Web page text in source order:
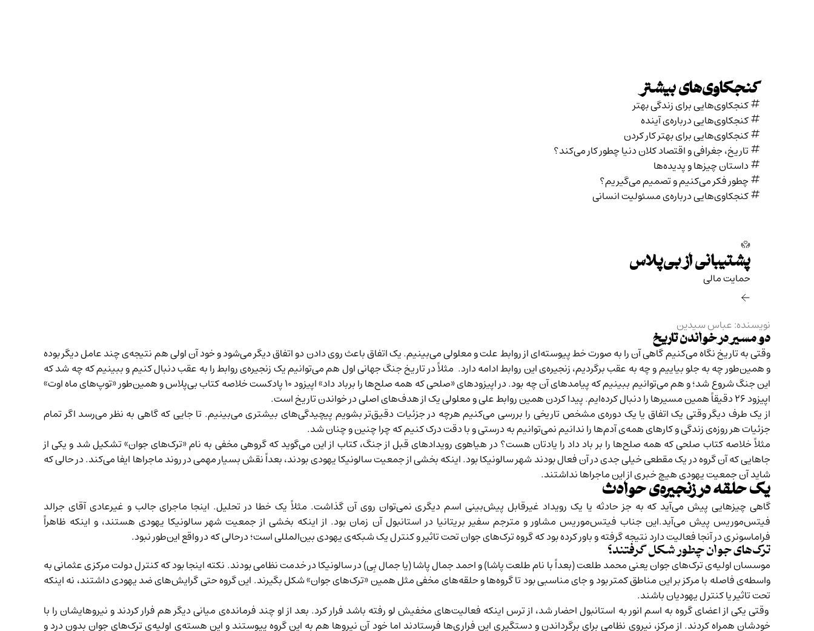
کنجکاوی‌های بیشتر
کنجکاوی‌هایی برای زندگی بهتر
کنجکاوی‌هایی درباره‌ی آينده
کنجکاوی‌هایی برای بهتر کار کردن
تاریخ،‌ جغرافی و اقتصاد کلان دنیا چطور کار می‌کند؟
داستان چیزها و پدیده‌ها
چطور فکر می‌کنیم و تصمیم می‌گیریم؟
کنجکاوی‌هایی درباره‌ی مسئولیت انسانی
پشتیبانی از بی‌پلاس
حمایت مالی‌
نویسنده: عباس سیدین
دو مسیر در خواندن تاریخ
وقتی به تاریخ نگاه می‌کنیم گاهی آن را به صورت خط پیوسته‌ای از روابط علت و معلولی می‌بینیم. یک اتفاق باعث روی دادن دو اتفاق دیگر می‌شود و خود آن اولی هم نتیجه‌ی چند عامل دیگر بوده
و همین‌طور چه به جلو بیاییم و چه به عقب برگردیم، زنجیره‌ی این روابط ادامه دارد. مثلاً در تاریخ جنگ جهانی اول هم می‌توانیم یک زنجیره‌ی روابط را به عقب دنبال کنیم و ببینیم که چه شد که
این جنگ شروع شد؛ و هم می‌توانیم ببینیم که پیامدهای آن چه بود. در اپیزودهای «صلحی که همه صلح‌ها را برباد داد»اپیزود ۱۰
پادکست خلاصه کتاب بی‌پلاس و همین‌طور «توپ‌های ماه اوت»
اپیزود ۲۶
دقیقاً همین مسیرها را دنبال کرده‌ایم. پیدا کردن همین روابط علی و معلولی یک از هدف‌های اصلی در خواندن تاریخ است.
از یک طرف دیگر وقتی یک اتفاق یا یک دوره‌ی مشخص تاریخی را بررسی می‌کنیم هرچه در جزئیات دقیق‌تر بشویم پیچیدگی‌های بیشتری می‌بینیم. تا جایی که گاهی به نظر می‌رسد اگر تمام
جزئیات هر روزه‌ی زندگی و کارهای همه‌ی آدم‌ها را ندانیم نمی‌توانیم به درستی و با دقت درک کنیم که چرا چنین و چنان شد.
مثلاً خلاصه کتاب صلحی که همه صلح‌ها را بر باد داد را یادتان هست؟ در هیاهوی رویدادهای قبل از جنگ، کتاب از این می‌گوید که گروهی مخفی به نام «ترک‌های جوان» تشکیل شد و یکی از
جاهایی که آن گروه در یک مقطعی خیلی جدی در آن فعال بودند شهر سالونیکا بود. اینکه بخشی از جمعیت سالونیکا یهودی بودند، بعداً نقش بسیار مهمی در روند ماجراها ایفا می‌کند. در حالی که
شاید آن جمعیت یهودی هیچ خبری از این ماجراها نداشتند.
یک حلقه در زنجیره‌ی حوادث
گاهی چیزهایی پیش می‌آید که به جز حادثه یا یک رویداد غیرقابل پیش‌بینی اسم دیگری نمی‌توان روی آن گذاشت. مثلاً یک خطا در تحلیل. اینجا ماجرای جالب و غیرعادی آقای جرالد
فیتس‌موریس پیش می‌آید.این جناب فیتس‌موریس مشاور و مترجم سفیر بریتانیا در استانبول آن زمان بود. از اینکه بخشی از جمعیت شهر سالونیکا یهودی هستند، و اینکه ظاهراً
فراماسونری در آنجا فعالیت دارد نتیجه گرفته و باور کرده بود که گروه ترک‌های جوان تحت تاثیر و کنترل یک شبکه‌ی یهودی بین‌المللی است؛ درحالی که در واقع این‌طور نبود.
ترک‌های جوان چطور شکل گرفتند؟
موسسان اولیه‌ی ترک‌های جوان یعنی محمد طلعت (بعداً با نام طلعت پاشا) و احمد جمال پاشا (یا جمال بِی) در سالونیکا در خدمت نظامی بودند. نکته اینجا بود که کنترل دولت مرکزی عثمانی به
واسطه‌ی فاصله با مرکز بر این مناطق کمتر بود و جای مناسبی بود تا گروه‌ها و حلقه‌های مخفی مثل همین «ترک‌های جوان» شکل بگیرند. این گروه حتی گرایش‌های ضد یهودی داشتند، نه اینکه
تحت تاثیر یا کنترل یهودیان باشند.
وقتی یکی از اعضای گروه به اسم انور به استانبول احضار شد، از ترس اینکه فعالیت‌های مخفیش لو رفته باشد فرار کرد. بعد از او چند فرمانده‌ی میانی دیگر هم فرار کردند و نیروهایشان را با
خودشان همراه کردند. از مرکز، نیروی نظامی برای برگرداندن و دستگیری این فراری‌ها فرستادند اما خود آن نیروها هم به این گروه پیوستند و این هسته‌ی اولیه‌ی ترک‌های جوان بدون درد و